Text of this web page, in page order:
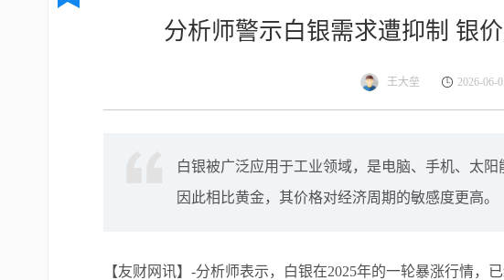
分析师警示白银需求遭抑制 银
王大垒 2026-06-
白银被广泛应用于工业领域，是电脑、手机、太阳
因此相比黄金，其价格对经济周期的敏感度更高。
【友财网讯】-分析师表示，白银在2025年的一轮暴涨行情，